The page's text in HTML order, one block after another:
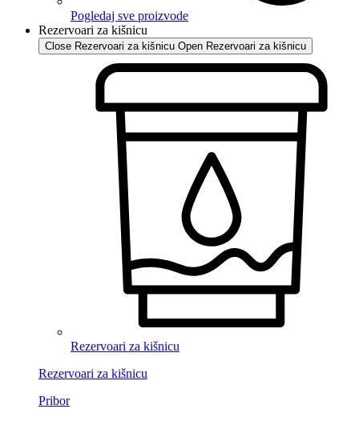
Pogledaj sve proizvode
Rezervoari za kišnicu
Close Rezervoari za kišnicu Open Rezervoari za kišnicu
Rezervoari za kišnicu
Rezervoari za kišnicu
Pribor